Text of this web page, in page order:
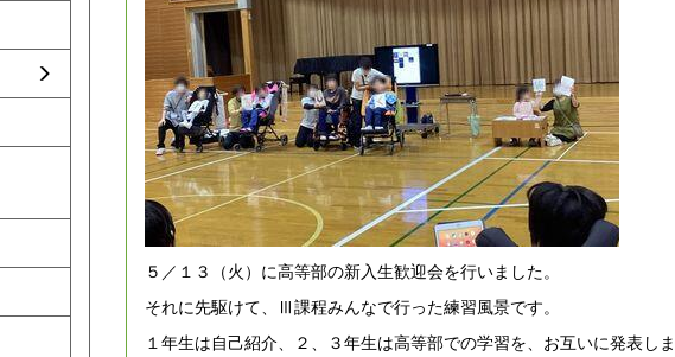
５／１３（火）に高等部の新入生歓迎会を行いました。
それに先駆けて、Ⅲ課程みんなで行った練習風景です。
１年生は自己紹介、２、３年生は高等部での学習を、お互いに発表しま